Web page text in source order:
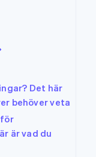
Det här
behöver veta
är vad du